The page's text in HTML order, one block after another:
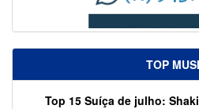
TOP
Top 15 Suíça de julho: